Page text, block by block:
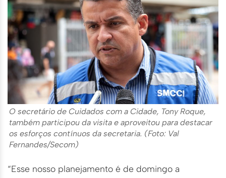
O secretário de Cuidados com a Cidade, Tony Roque,
também participou da visita e aproveitou para destacar
os esforços contínuos da secretaria. (Foto: Val
Fernandes/Secom)
“Esse nosso planejamento é de domingo a